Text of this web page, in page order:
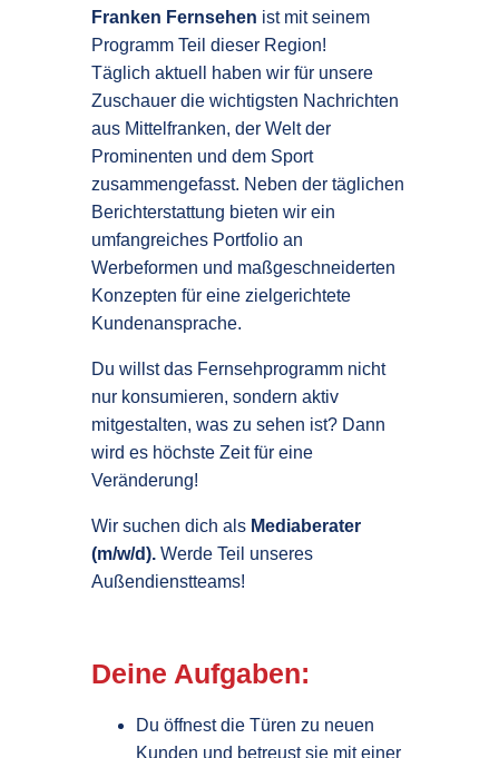
Franken Fernsehen ist mit seinem
Programm Teil dieser Region!
Täglich aktuell haben wir für unsere
Zuschauer die wichtigsten Nachrichten
aus Mittelfranken, der Welt der
Prominenten und dem Sport
zusammengefasst. Neben der täglichen
Berichterstattung bieten wir ein
umfangreiches Portfolio an
Werbeformen und maßgeschneiderten
Konzepten für eine zielgerichtete
Kundenansprache.
Du willst das Fernsehprogramm nicht
nur konsumieren, sondern aktiv
mitgestalten, was zu sehen ist? Dann
wird es höchste Zeit für eine
Veränderung!
Wir suchen dich als Mediaberater
(m/w/d). Werde Teil unseres
Außendienstteams!
Deine Aufgaben:
Du öffnest die Türen zu neuen
Kunden und betreust sie mit einer